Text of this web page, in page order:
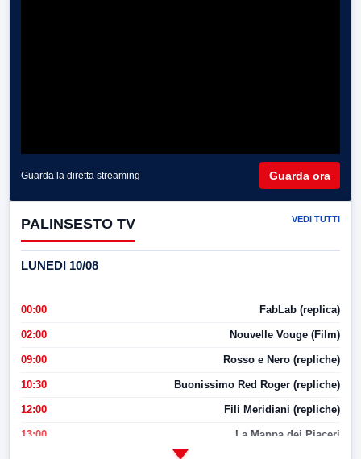
Guarda la diretta streaming Guarda ora
PALINSESTO TV VEDI TUTTI
LUNEDI 10/08
00:00 FabLab (replica)
02:00 Nouvelle Vouge (Film)
09:00 Rosso e Nero (repliche)
10:30 Buonissimo Red Roger (repliche)
12:00 Fili Meridiani (repliche)
13:00 La Mappa dei Piaceri